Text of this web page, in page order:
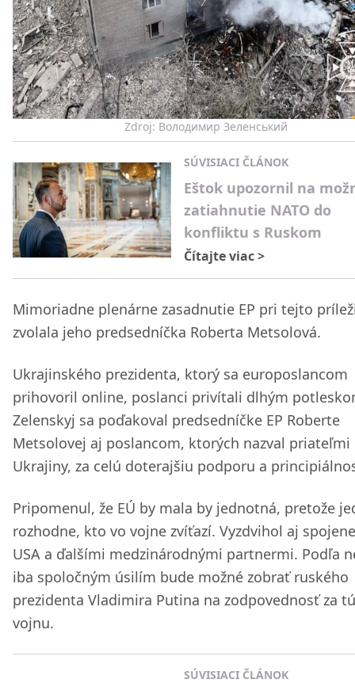
Zdroj: Володимир Зеленський
SÚVISIACI ČLÁNOK
Eštok upozornil na
zatiahnutie NATO do
konfliktu s Ruskom
Čítajte viac>
Mimoriadne plenárne zasadnutie EP pri tejto
zvolala jeho predsedníčka Roberta Metsolová.
Ukrajinského prezidenta, ktorý sa europoslancom
prihovoril online, poslanci privítali dlhým
Zelenskyj sa poďakoval predsedníčke EP Roberte
Metsolovej aj poslancom, ktorých nazval priateľmi
Ukrajiny, za celú doterajšiu podporu a
Pripomenul, že EÚ by mala by jednotná, pretože
rozhodne, kto vo vojne zvíťazí. Vyzdvihol aj
USA a ďalšími medzinárodnými partnermi. Podľa
iba spoločným úsilím bude možné zobrať ruského
prezidenta Vladimira Putina na zodpovednosť za
vojnu.
SÚVISIACI ČLÁNOK